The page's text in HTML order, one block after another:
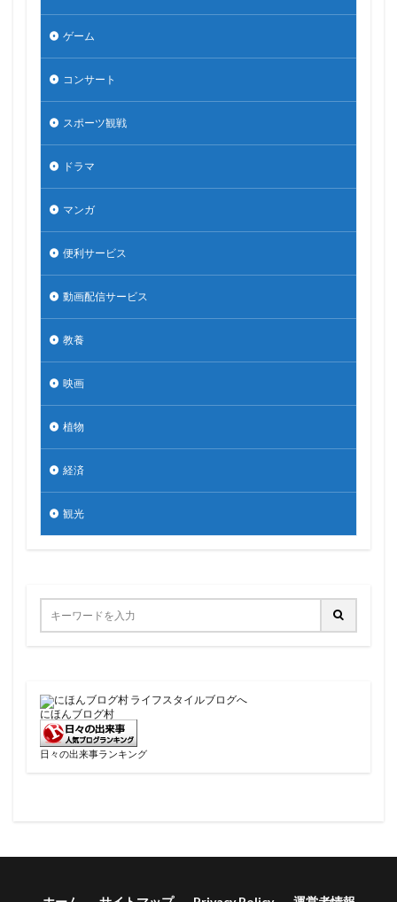
ゲーム
コンサート
スポーツ観戦
ドラマ
マンガ
便利サービス
動画配信サービス
教養
映画
植物
経済
観光
にほんブログ村
日々の出来事ランキング